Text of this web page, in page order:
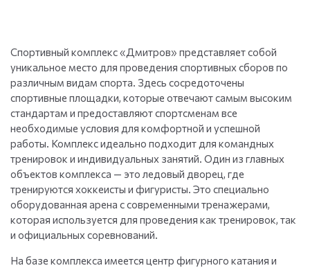
Спортивный комплекс «Дмитров» представляет собой
уникальное место для проведения спортивных сборов по
различным видам спорта. Здесь сосредоточены
спортивные площадки, которые отвечают самым высоким
стандартам и предоставляют спортсменам все
необходимые условия для комфортной и успешной
работы. Комплекс идеально подходит для командных
тренировок и индивидуальных занятий. Один из главных
объектов комплекса — это ледовый дворец, где
тренируются хоккеисты и фигуристы. Это специально
оборудованная арена с современными тренажерами,
которая используется для проведения как тренировок, так
и официальных соревнований.
На базе комплекса имеется центр фигурного катания и